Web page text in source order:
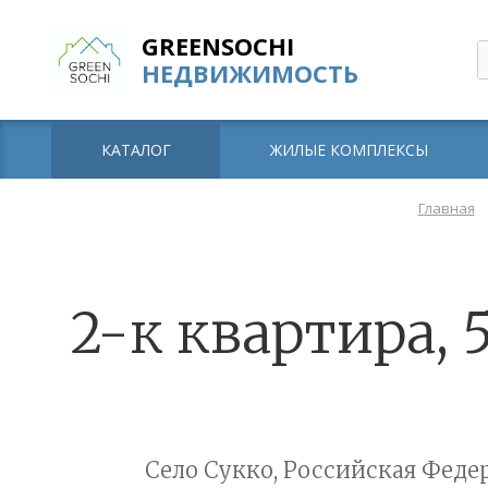
GREENSOCHI
НЕДВИЖИМОСТЬ
КАТАЛОГ ЖИЛЫЕ КОМПЛЕКСЫ
Главная
2-к квартира,
Село Сукко, Российская